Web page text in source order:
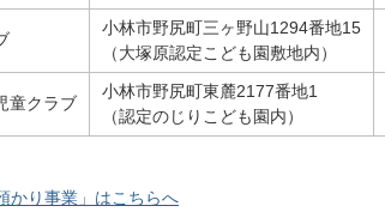
小林市野尻町三ヶ野山1294番地15
（大塚原認定こども園敷地内）
童クラブ
小林市野尻町東麓2177番地1
（認定のじりこども園内）
かり事業」はこちらへ